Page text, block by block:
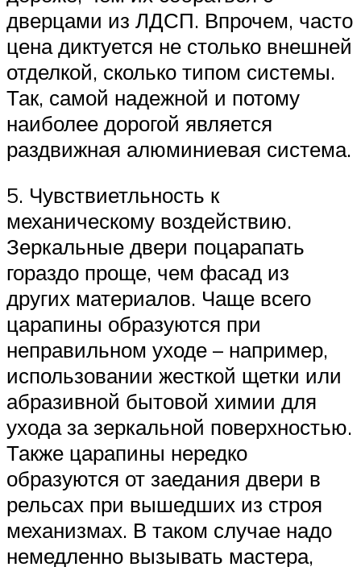
дверцами из ЛДСП. Впрочем, часто
цена диктуется не столько внешней
отделкой, сколько типом системы.
Так, самой надежной и потому
наиболее дорогой является
раздвижная алюминиевая система.
5. Чувствиетльность к
механическому воздействию.
Зеркальные двери поцарапать
гораздо проще, чем фасад из
других материалов. Чаще всего
царапины образуются при
неправильном уходе – например,
использовании жесткой щетки или
абразивной бытовой химии для
ухода за зеркальной поверхностью.
Также царапины нередко
образуются от заедания двери в
рельсах при вышедших из строя
механизмах. В таком случае надо
немедленно вызывать мастера,